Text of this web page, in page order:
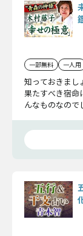
一部無料 一人用
知っておきまし
果たすべき宿命
んなものなの
ついても透視